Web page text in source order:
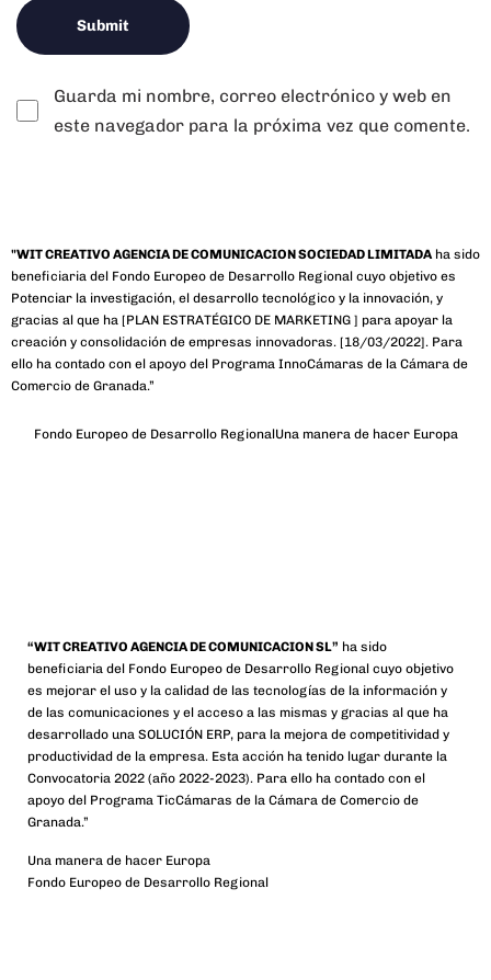
Guarda mi nombre, correo electrónico y web en
este navegador para la próxima vez que comente.
"WIT CREATIVO AGENCIA DE COMUNICACION SOCIEDAD LIMITADAha sido
beneficiaria del Fondo Europeo de Desarrollo Regional cuyo objetivo es
Potenciar la investigación, el desarrollo tecnológico y la innovación, y
gracias al que ha [PLAN ESTRATÉGICO DE MARKETING ] para apoyar la
creación y consolidación de empresas innovadoras. [18/03/2022]. Para
ello ha contado con el apoyo del Programa InnoCámaras de la Cámara de
Comercio de Granada.”
Fondo Europeo de Desarrollo RegionalUna manera de hacer Europa
“WIT CREATIVO AGENCIA DE COMUNICACION SL” ha sido
beneficiaria del Fondo Europeo de Desarrollo Regional cuyo objetivo
es mejorar el uso y la calidad de las tecnologías de la información y
de las comunicaciones y el acceso a las mismas y gracias al que ha
desarrollado una SOLUCIÓN ERP, para la mejora de competitividad y
productividad de la empresa. Esta acción ha tenido lugar durante la
Convocatoria 2022 (año 2022-2023). Para ello ha contado con el
apoyo del Programa TicCámaras de la Cámara de Comercio de
Granada.”
Una manera de hacer Europa
Fondo Europeo de Desarrollo Regional